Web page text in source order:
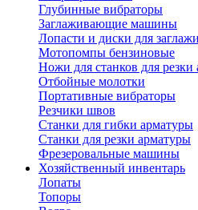
Глубинные вибраторы
Заглаживающие машины
Лопасти и диски для
Мотопомпы бензиновые
Ножи для станков для резки
Отбойные молотки
Портативные вибраторы
Резчики швов
Станки для гибки арматуры
Станки для резки арматуры
Фрезеровальные машины
Хозяйственный инвентарь
Лопаты
Топоры